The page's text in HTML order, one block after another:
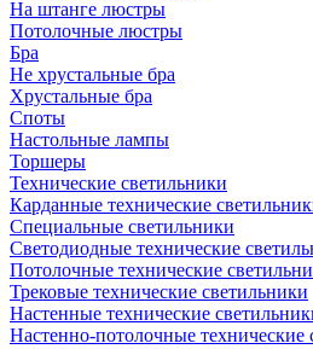
На штанге люстры
Потолочные люстры
Бра
Не хрустальные бра
Хрустальные бра
Споты
Настольные лампы
Торшеры
Технические светильники
Карданные технические
Специальные светильники
Светодиодные технические
Потолочные технические
Трековые технические светильники
Настенные технические
Настенно-потолочные технические